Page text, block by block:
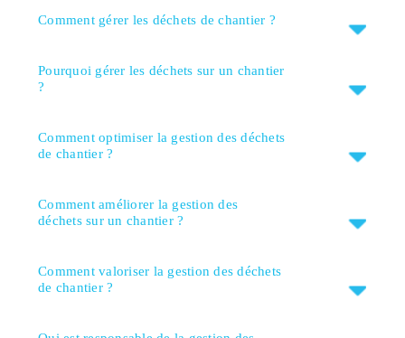
Comment gérer les déchets de chantier ?
Pourquoi gérer les déchets sur un chantier
?
Comment optimiser la gestion des déchets
de chantier ?
Comment améliorer la gestion des
déchets sur un chantier ?
Comment valoriser la gestion des déchets
de chantier ?